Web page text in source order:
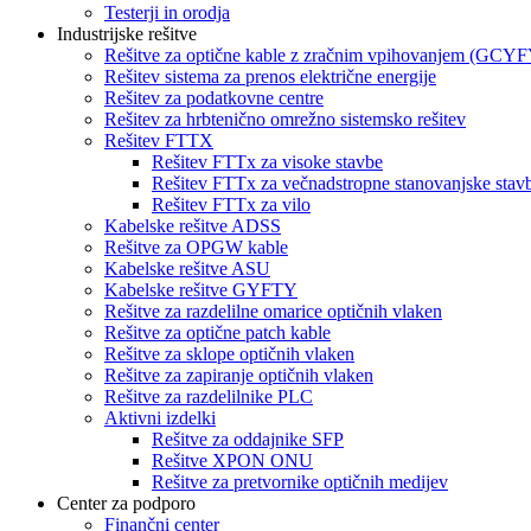
Testerji in orodja
Industrijske rešitve
Rešitve za optične kable z zračnim vpihovanjem
Rešitev sistema za prenos električne energije
Rešitev za podatkovne centre
Rešitev za hrbtenično omrežno sistemsko rešitev
Rešitev FTTX
Rešitev FTTx za visoke stavbe
Rešitev FTTx za večnadstropne stanovanjske
Rešitev FTTx za vilo
Kabelske rešitve ADSS
Rešitve za OPGW kable
Kabelske rešitve ASU
Kabelske rešitve GYFTY
Rešitve za razdelilne omarice optičnih vlaken
Rešitve za optične patch kable
Rešitve za sklope optičnih vlaken
Rešitve za zapiranje optičnih vlaken
Rešitve za razdelilnike PLC
Aktivni izdelki
Rešitve za oddajnike SFP
Rešitve XPON ONU
Rešitve za pretvornike optičnih medijev
Center za podporo
Finančni center